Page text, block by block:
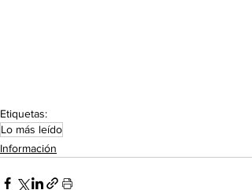
Etiquetas:
Lo más leído
Información